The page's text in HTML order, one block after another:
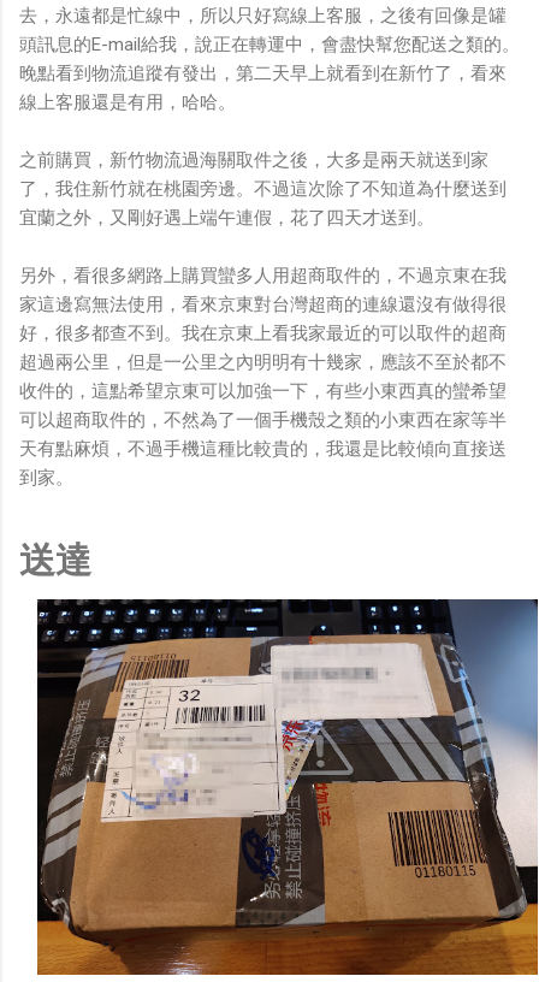
去，永遠都是忙線中，所以只好寫線上客服，之後有回像是罐
頭訊息的E-mail給我，說正在轉運中，會盡快幫您配送之類的。
晚點看到物流追蹤有發出，第二天早上就看到在新竹了，看來
線上客服還是有用，哈哈。
之前購買，新竹物流過海關取件之後，大多是兩天就送到家
了，我住新竹就在桃園旁邊。不過這次除了不知道為什麼送到
宜蘭之外，又剛好遇上端午連假，花了四天才送到。
另外，看很多網路上購買蠻多人用超商取件的，不過京東在我
家這邊寫無法使用，看來京東對台灣超商的連線還沒有做得很
好，很多都查不到。我在京東上看我家最近的可以取件的超商
超過兩公里，但是一公里之內明明有十幾家，應該不至於都不
收件的，這點希望京東可以加強一下，有些小東西真的蠻希望
可以超商取件的，不然為了一個手機殼之類的小東西在家等半
天有點麻煩，不過手機這種比較貴的，我還是比較傾向直接送
到家。
送達